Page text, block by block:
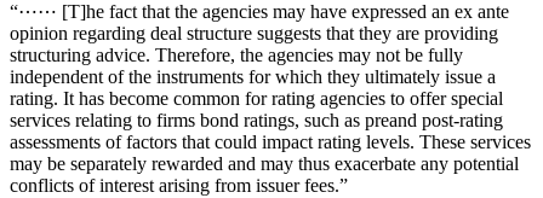
“⋯⋯ [T]he fact that the agencies may have expressed an ex ante
opinion regarding deal structure suggests that they are providing
structuring advice. Therefore, the agencies may not be fully
independent of the instruments for which they ultimately issue a
rating. It has become common for rating agencies to offer special
services relating to firms bond ratings, such as preand post-rating
assessments of factors that could impact rating levels. These services
may be separately rewarded and may thus exacerbate any potential
conflicts of interest arising from issuer fees.”